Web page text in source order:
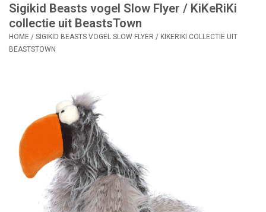
Cadeauservice
info
Merken
Sigikid Beasts vogel Slow Flyer / KiKeRiKi
collectie uit BeastsTown
HOME / SIGIKID BEASTS VOGEL SLOW FLYER / KIKERIKI COLLECTIE UIT
BEASTSTOWN